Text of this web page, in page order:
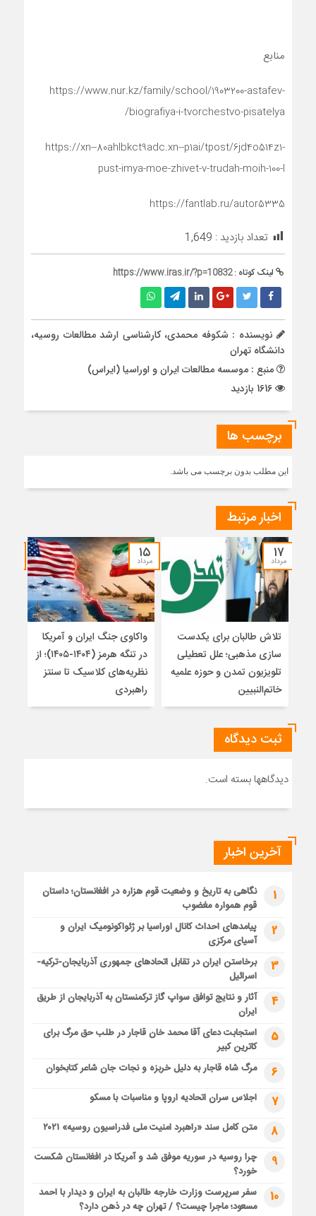
منابع
https://www.nur.kz/family/school/1903200-astafev-
biografiya-i-tvorchestvo-pisatelya/
https://xn--80ahlbkct9adc.xn--p1ai/tpost/6jd4o514z1-
pust-imya-moe-zhivet-v-trudah-moih-100-l
https://fantlab.ru/autor5335
تعداد بازدید : 1,649
لینک کوتاه :https://www.iras.ir/?p=10832
نویسنده : شکوفه محمدی، کارشناسی ارشد مطالعات روسیه،
دانشگاه تهران
منبع : موسسه مطالعات ایران و اوراسیا (ایراس)
برچسب ها
این مطلب بدون برچسب می باشد.
اخبار مرتبط
۱۷
مرداد
تلاش طالبان برای یکدست
سازی مذهبی؛ علل تعطیلی
تلویزیون تمدن و حوزه علمیه
خاتم‌النبیین
۱۵
مرداد
واکاوی جنگ ایران و آمریکا
در تنگه هرمز (۱۴۰۴-۱۴۰۵)؛ از
نظریه‌های کلاسیک تا سنتز
راهبردی
ثبت دیدگاه
دیدگاهها بسته است.
آخرین اخبار
1
نگاهی به تاریخ و وضعیت قوم هزاره در افغانستان؛ داستان
قوم همواره مغضوب
2
پیامدهای احداث کانال اوراسیا بر ژئواکونومیک ایران و
آسیای مرکزی
3
برخاستن ایران در تقابل اتحادهای جمهوری آذربایجان-ترکیه-
اسرائیل
4
آثار و نتایج توافق سواپ گاز ترکمنستان به آذربایجان از طریق
ایران
5
استجابت دعای آقا محمد خان قاجار در طلب حق مرگ برای
کاترین کبیر
6 مرگ شاه قاجار به دلیل خربزه و نجات جان شاعر کتابخوان
7 اجلاس سران اتحادیه اروپا و مناسبات با مسکو
8 متن کامل سند «راهبرد امنیت ملی فدراسیون روسیه» ۲۰۲۱
9
چرا روسیه در سوریه موفق شد و آمریکا در افغانستان شکست
خورد؟
10
سفر سرپرست وزارت خارجه طالبان به ایران و دیدار با احمد
مسعود؛ ماجرا چیست؟ / تهران چه در ذهن دارد؟